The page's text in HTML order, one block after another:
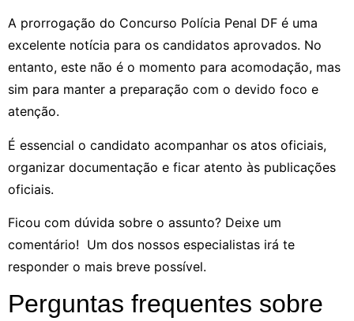
A prorrogação do Concurso Polícia Penal DF é uma
excelente notícia para os candidatos aprovados. No
entanto, este não é o momento para acomodação, mas
sim para manter a preparação com o devido foco e
atenção.
É essencial o candidato acompanhar os atos oficiais,
organizar documentação e ficar atento às publicações
oficiais.
Ficou com dúvida sobre o assunto? Deixe um
comentário! Um dos nossos especialistas irá te
responder o mais breve possível.
Perguntas frequentes sobre